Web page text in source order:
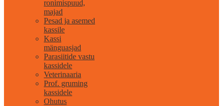
ronimispuud,
majad
Pesad ja asemed
kassile
Kassi
mänguasjad
Parasiitide vastu
kassidele
Veterinaaria
Prof. gruming
kassidele
Ohutus